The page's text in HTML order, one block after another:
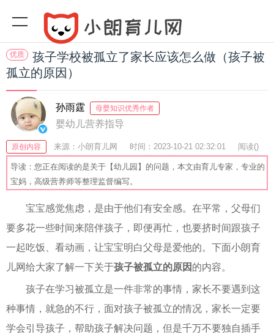
优质
孩子学校被孤立了家长应该怎么做（孩子被
孤立的原因）
孙雨霆 母婴知识优秀作者
婴幼儿营养指导
原创内容 来源：小朗育儿网 时间：2023-10-21 02:32:01 阅读()
收藏：54 分享：79 爆
导读：您正在阅读的是关于【幼儿园】的问题，本文由育儿专家，专业的
宝妈，高级营养师等整理监督编写。
宝宝感觉焦虑，是由于他们有安全感。在平常，父母们
要多花一些时间来陪伴孩子，即便再忙，也要挤时间跟孩子
一起吃饭、看动画，让宝宝明白父母是爱他的。下面小朗育
儿网给大家了解一下关于孩子被孤立的原因 的内容。
孩子在学习被孤立是一件非常的事情，家长不要遇到这
种事情，就急的不行，面对孩子被孤立的情况，家长一定要
学会引导孩子，帮助孩子解决问题，但是千万不要独自插手